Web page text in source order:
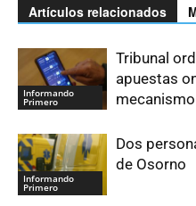
Artículos relacionados
Informando
Primero
Tribunal
apuestas
Informando
Primero
Dos
de Osorno